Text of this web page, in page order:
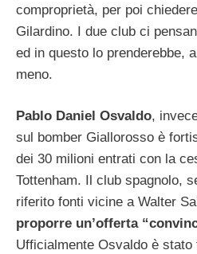
comproprietà, per poi
Gilardino. I due club ci
ed in questo lo prenderebbe,
meno.
Pablo Daniel Osvaldo,
sul bomber Giallorosso è
dei 30 milioni entrati con la
Tottenham. Il club spagnolo,
riferito fonti vicine a Walter
proporre un’offerta
Ufficialmente Osvaldo è